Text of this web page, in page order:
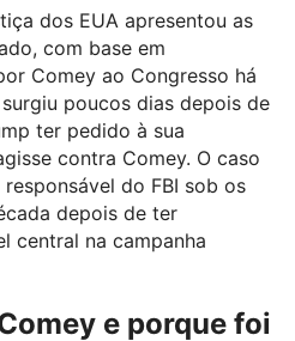
dos EUA apresentou as
com base em
Comey ao Congresso há
poucos dias depois de
ter pedido à sua
contra Comey. O caso
do FBI sob os
depois de ter
central na campanha
e porque foi